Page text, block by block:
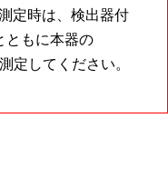
定時は、検出器付
ともに本器の
定してください。